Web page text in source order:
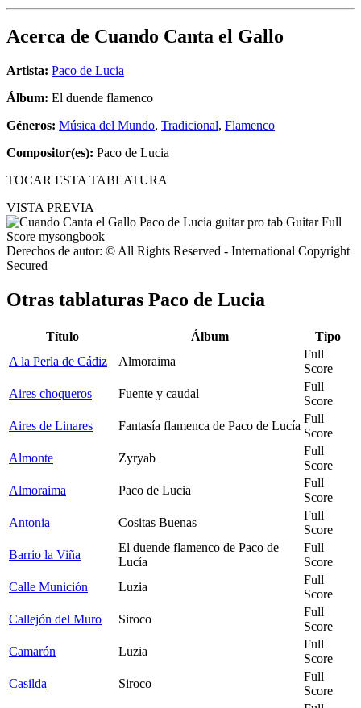
Acerca de Cuando Canta el Gallo
Artista: Paco de Lucia
Álbum: El duende flamenco
Géneros: Música del Mundo, Tradicional, Flamenco
Compositor(es): Paco de Lucia
TOCAR ESTA TABLATURA
VISTA PREVIA
Derechos de autor: © All Rights Reserved - International Copyright
Secured
Otras tablaturas Paco de Lucia
Título Álbum
Tipo
A la Perla de Cádiz
Almoraima
Full
Score
Aires choqueros
Fuente y caudal
Full
Score
Aires de Linares
Fantasía flamenca de Paco de Lucía
Full
Score
Almonte
Zyryab
Full
Score
Almoraima
Paco de Lucia
Full
Score
Antonia
Cositas Buenas
Full
Score
Barrio la Viña
El duende flamenco de Paco de
Lucía
Full
Score
Calle Munición
Luzia
Full
Score
Callejón del Muro
Siroco
Full
Score
Camarón
Luzia
Full
Score
Casilda
Siroco
Full
Score